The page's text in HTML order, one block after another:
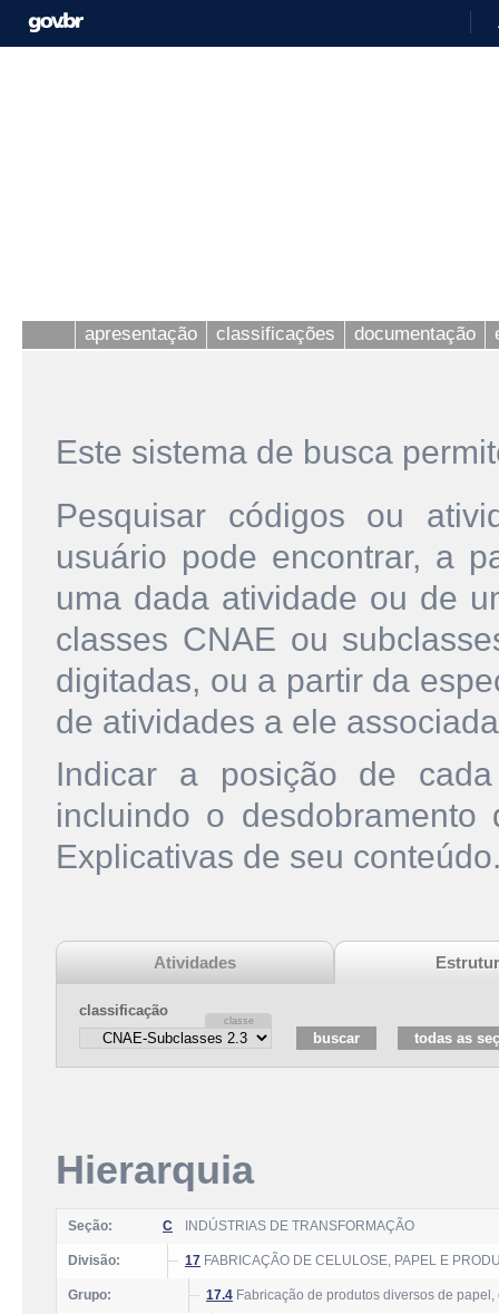
apresentação classificações documentação
Este sistema de busca
Pesquisar códigos ou
usuário pode encontrar, a
uma dada atividade ou de
classes CNAE ou
digitadas, ou a partir da
de atividades a ele
Indicar a posição de
incluindo o
Explicativas de seu
Atividades
classificação
Hierarquia
Seção: C INDÚSTRIAS DE TRANSFORMAÇÃO
Divisão: 17 FABRICAÇÃO DE CELULOSE, PAPEL E
Grupo: 17.4 Fabricação de produtos diversos de